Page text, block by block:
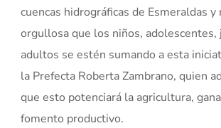
cuencas hidrográficas de Esmeraldas
orgullosa que los niños, adolescentes,
adultos se estén sumando a esta
la Prefecta Roberta Zambrano, quien
que esto potenciará la agricultura,
fomento productivo.